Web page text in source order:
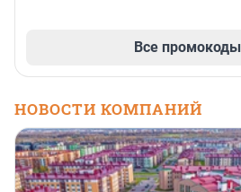
Все промокоды
НОВОСТИ КОМПАНИЙ